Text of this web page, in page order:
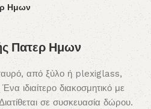
Ημων
Πατερ Ημων
από ξύλο ή plexiglass,
ιδιαίτερο διακοσμητικό με
σε συσκευασία δώρου.